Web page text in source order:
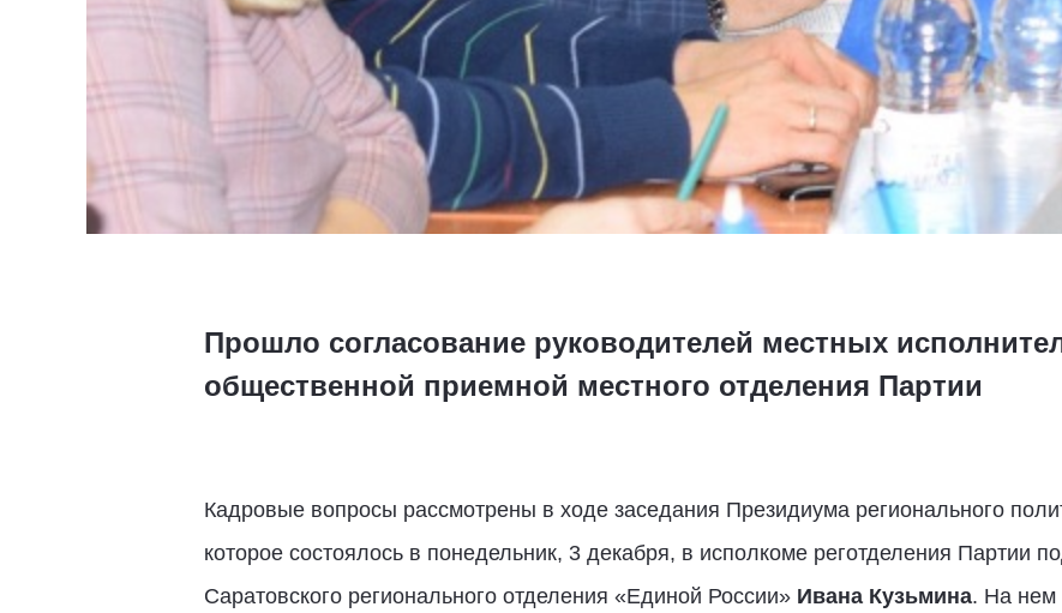
Прошло согласование руководителей местных
общественной приемной местного отделения Партии
Кадровые вопросы рассмотрены в ходе заседания Президиума регионального
которое состоялось в понедельник, 3 декабря, в исполкоме реготделения Партии
Саратовского регионального отделения «Единой России» Ивана Кузьмина. На нем